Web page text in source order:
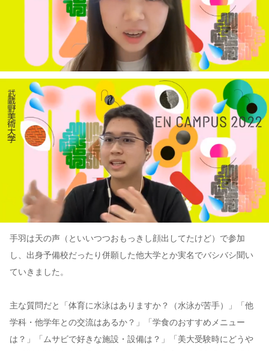
手羽は天の声（といいつつおもっきし顔出してたけど）で参加
し、出身予備校だったり併願した他大学とか実名でバシバシ聞い
ていきました。
主な質問だと「体育に水泳はありますか？（水泳が苦手）」「他
学科・他学年との交流はあるか？」「学食のおすすめメニュー
は？」「ムサビで好きな施設・設備は？」「美大受験時にどうや